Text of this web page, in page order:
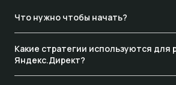
Что нужно чтобы начать?
Какие стратегии используются для
Яндекс.Директ?